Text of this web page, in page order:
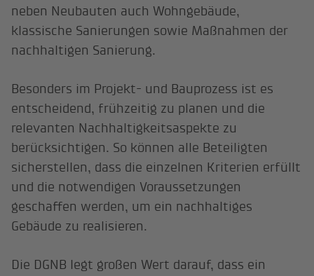
neben Neubauten auch Wohngebäude,
klassische Sanierungen sowie Maßnahmen der
nachhaltigen Sanierung.
Besonders im Projekt- und Bauprozess ist es
entscheidend, frühzeitig zu planen und die
relevanten Nachhaltigkeitsaspekte zu
berücksichtigen. So können alle Beteiligten
sicherstellen, dass die einzelnen Kriterien erfüllt
und die notwendigen Voraussetzungen
geschaffen werden, um ein nachhaltiges
Gebäude zu realisieren.
Die DGNB legt großen Wert darauf, dass ein